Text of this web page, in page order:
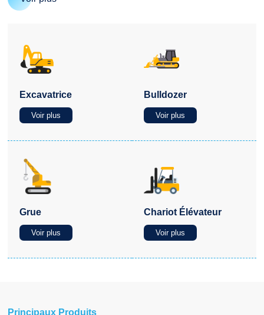
Excavatrice
Voir plus
Bulldozer
Voir plus
Grue
Voir plus
Chariot Élévateur
Voir plus
Principaux Produits